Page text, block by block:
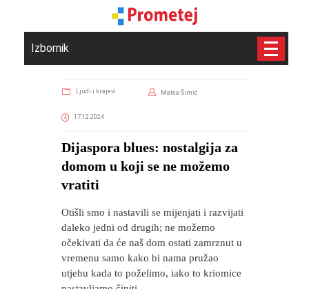
Izbornik
Ljudi i krajevi Matea Šimić
17.12.2024
Dijaspora blues: nostalgija za
domom u koji se ne možemo
vratiti
Otišli smo i nastavili se mijenjati i razvijati
daleko jedni od drugih; ne možemo
očekivati da će naš dom ostati zamrznut u
vremenu samo kako bi nama pružao
utjehu kada to poželimo, iako to kriomice